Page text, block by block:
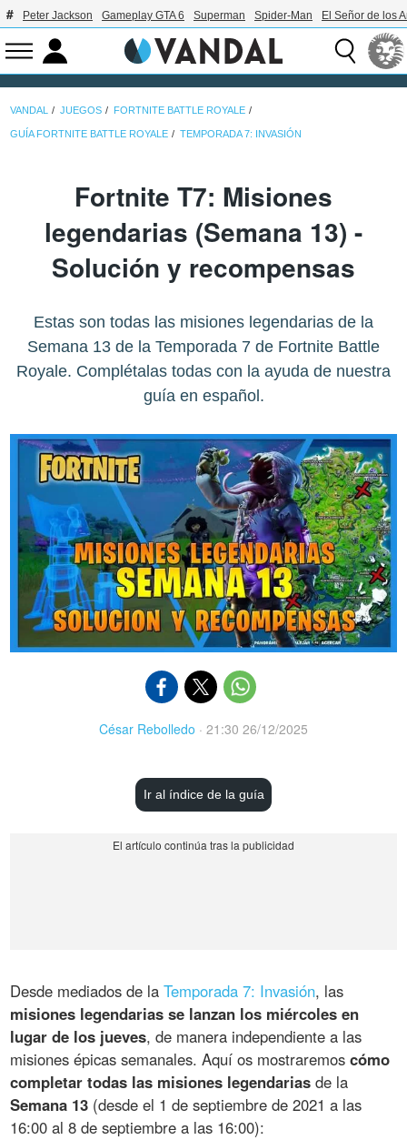
Peter Jackson Gameplay GTA 6 Superman Spider-Man El Señor de los
VANDAL JUEGOS FORTNITE BATTLE ROYALE
GUÍA FORTNITE BATTLE ROYALE TEMPORADA 7: INVASIÓN
Fortnite T7: Misiones
legendarias (Semana 13) -
Solución y recompensas
Estas son todas las misiones legendarias de la
Semana 13 de la Temporada 7 de Fortnite Battle
Royale. Complétalas todas con la ayuda de nuestra
guía en español.
César Rebolledo · 21:30 26/12/2025
Ir al índice de la guía
Desde mediados de laTemporada 7: Invasión, las
misiones legendarias se lanzan los miércoles en
lugar de los jueves, de manera independiente a las
misiones épicas semanales. Aquí os mostraremoscómo
completar todas las misiones legendarias de la
Semana 13 (desde el 1 de septiembre de 2021 a las
16:00 al 8 de septiembre a las 16:00):